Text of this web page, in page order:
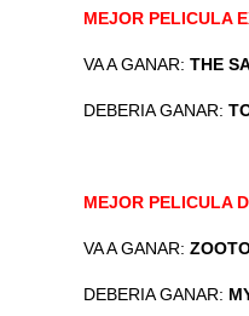
MEJOR PELICULA
VA A GANAR: THE
DEBERIA GANAR:
MEJOR PELICULA
VA A GANAR:
DEBERIA GANAR: